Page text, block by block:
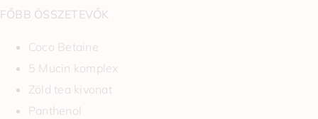
FŐBB ÖSSZETEVŐK
Coco Betaine
5 Mucin komplex
Zöld tea kivonat
Panthenol